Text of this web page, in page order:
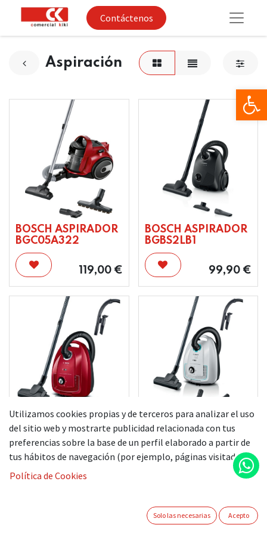
Contáctenos
Aspiración
BOSCH ASPIRADOR
BGC05A322
119,00€
BOSCH ASPIRADOR
BGBS2LB1
99,90 €
BOSCH ASPIRADOR
BGB38RD2
BOSCH ASPIRADOR
BGB38HYG1
Utilizamos cookies propias y de terceros para analizar el uso
del sitio web y mostrarte publicidad relacionada con tus
preferencias sobre la base de un perfil elaborado a partir de
tus hábitos de navegación (por ejemplo, páginas visitadas).
Política de Cookies
Solo las necesarias Acepto